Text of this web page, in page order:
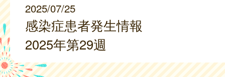
2025/07/25
感染症患者発生情報
2025年第29週